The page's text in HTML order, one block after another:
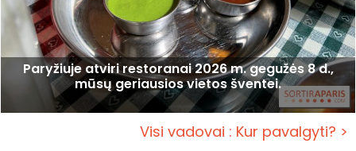
Paryžiuje atviri restoranai 2026 m. gegužės 8 d.,
mūsų geriausios vietos šventei.
Visi vadovai : Kur pavalgyti? >